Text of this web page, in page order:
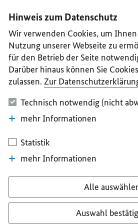
II
III
IV
V
Hinweis zum Datenschutz
Wir verwenden Cookies, um
Nutzung unserer Webseite zu
für den Betrieb der Seite
Darüber hinaus können Sie
zulassen. Zur
Technisch notwendig (nicht
mehr Informationen
Statistik
mehr Informationen
Alle
Auswahl